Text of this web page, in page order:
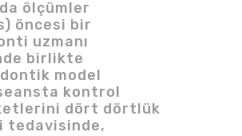
ölçümler
öncesi bir
uzmanı
birlikte
model
kontrol
dört dörtlük
tedavisinde,